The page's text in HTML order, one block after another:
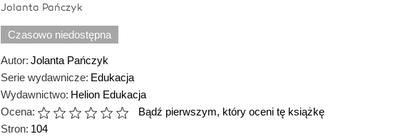
Jolanta Pańczyk
Czasowo niedostępna
Autor: Jolanta Pańczyk
Serie wydawnicze: Edukacja
Wydawnictwo: Helion Edukacja
Ocena:
Bądź pierwszym, który oceni tę książkę
Stron: 104